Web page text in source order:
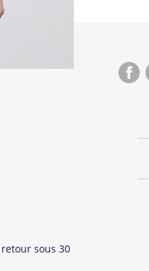
sous 30